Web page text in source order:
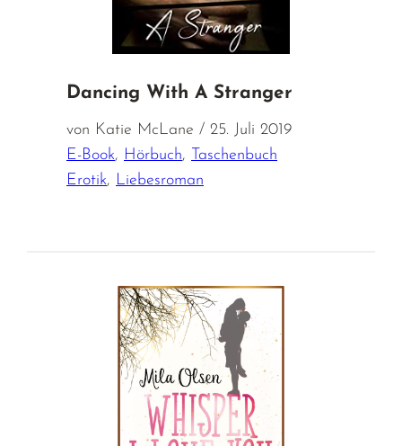
Dancing With A Stranger
von Katie McLane / 25. Juli 2019
E-Book, Hörbuch,
Taschenbuch
Erotik, Liebesroman